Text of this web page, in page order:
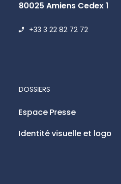
80025 Amiens Cedex 1
+33 3 22 82 72 72
DOSSIERS
Espace Presse
Identité visuelle et logo